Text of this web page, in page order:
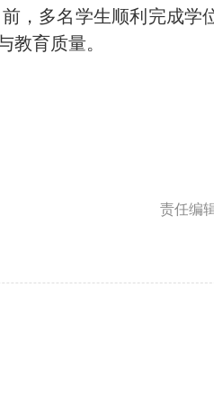
，多名学生顺利完成学
教育质量。
责任编